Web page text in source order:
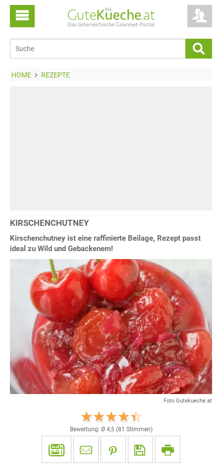
HOME REZEPTE
KIRSCHENCHUTNEY
Kirschenchutney ist eine raffinierte Beilage, Rezept passt
ideal zu Wild und Gebackenem!
Foto Gutekueche.at
Bewertung: Ø 4,5(81 Stimmen)